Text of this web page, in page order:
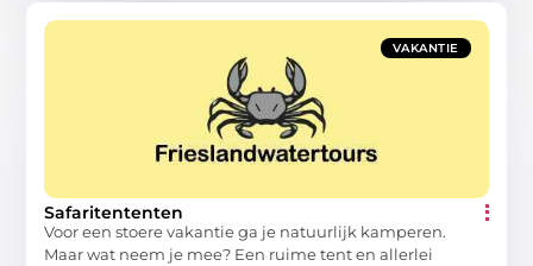
VAKANTIE
Safaritententen
Voor een stoere vakantie ga je natuurlijk kamperen.
Maar wat neem je mee? Een ruime tent en allerlei